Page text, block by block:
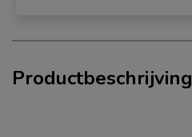
Productbeschrijving